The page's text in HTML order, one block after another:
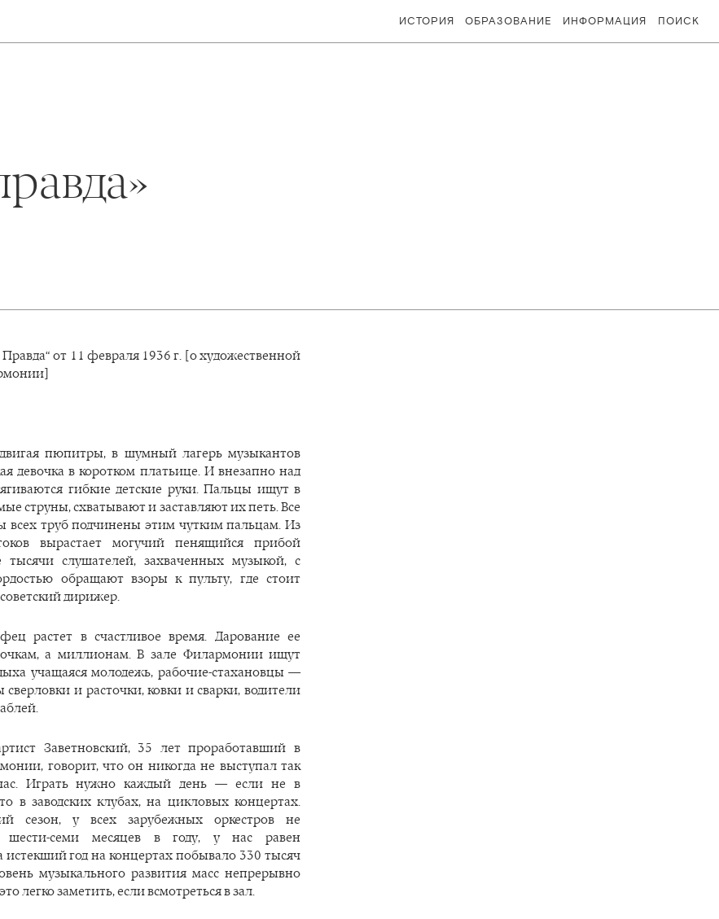
ИСТОРИЯ ОБРАЗОВАНИЕ ИНФОРМАЦИЯ ПОИСК
Правда“ от 11 февраля 1936 г. [о художественной
пюпитры, в шумный лагерь музыкантов
девочка в коротком платьице. И внезапно над
гибкие детские руки. Пальцы ищут в
струны, схватывают и заставляют их петь. Все
всех труб подчинены этим чутким пальцам. Из
вырастает могучий пенящийся прибой
слушателей, захваченных музыкой, с
обращают взоры к пульту, где стоит
дирижер.
растет в счастливое время. Дарование ее
а миллионам. В зале Филармонии ищут
учащаяся молодежь, рабочие-стахановцы —
и расточки, ковки и сварки, водители
Заветновский, 35 лет проработавший в
говорит, что он никогда не выступал так
Играть нужно каждый день — если не в
в заводских клубах, на цикловых концертах.
сезон, у всех зарубежных оркестров не
семи месяцев в году, у нас равен
истекший год на концертах побывало 330 тысяч
музыкального развития масс непрерывно
легко заметить, если всмотреться в зал.